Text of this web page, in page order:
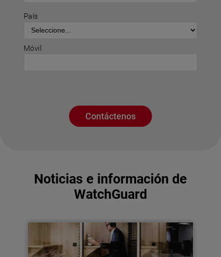
País
Móvil
Contáctenos
Noticias e información de
WatchGuard